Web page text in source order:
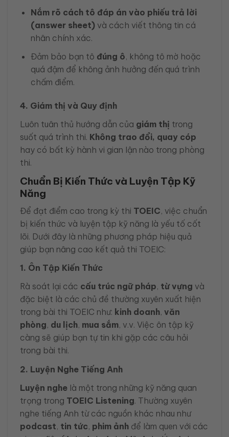
Nắm rõ cách tô đáp án vào phiếu trả lời
(answer sheet)và cách viết thông tin cá
nhân chính xác.
Đảm bảo bạn tô đúng ô, không tô mờ hoặc
quá đậm để không ảnh hưởng đến quá trình
chấm điểm.
4. Giám thị và Quy định
Luôn tuân thủ hướng dẫn của giám thị trong
suốt quá trình thi. Không trao đổi, quay cóp
hay có bất kỳ hành vi gian lận nào trong phòng
thi.
Chuẩn Bị Kiến Thức và Luyện Tập Kỹ
Năng
Để đạt điểm cao trong kỳ thi TOEIC, việc chuẩn
bị kiến thức và luyện tập kỹ năng là yếu tố cốt
lõi. Dưới đây là những phương pháp hiệu quả
giúp bạn nâng cao kết quả thi TOEIC:
1. Ôn Tập Kiến Thức
Rà soát lại các cấu trúc ngữ pháp, từ vựng và
đặc biệt là các chủ đề thường xuyên xuất hiện
trong bài thi TOEIC như: kinh doanh, văn
phòng, du lịch, mua sắm, v.v. Việc ôn tập kỹ
càng sẽ giúp bạn tự tin khi gặp các câu hỏi
trong bài thi.
2. Luyện Nghe Tiếng Anh
Luyện nghe là một trong những kỹ năng quan
trọng trong TOEIC Listening. Thường xuyên
nghe tiếng Anh từ các nguồn khác nhau như
podcast, tin tức, phim ảnh để làm quen với các